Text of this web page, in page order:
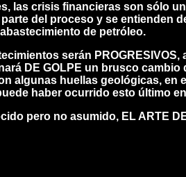
las crisis financieras son sólo
del proceso y se entienden
de petróleo.
serán
DE GOLPE un brusco
algunas huellas geológicas, en
haber ocurrido esto último
pero no asumido, EL ARTE